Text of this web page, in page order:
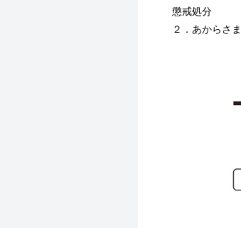
懲戒処分
２．あからさ